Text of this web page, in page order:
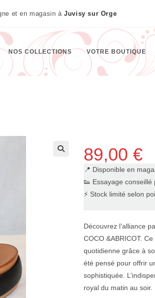
et en magasin àJuvisy sur Orge
NOS COLLECTIONS VOTRE BOUTIQUE
89,00€
📍 Disponible en
👟 Essayage
⚡ Stock limité selon
Découvrez l’alliance
COCO &ABRICOT.
quotidienne grâce à
été pensé pour offrir
sophistiquée.
royal du matin au soir.